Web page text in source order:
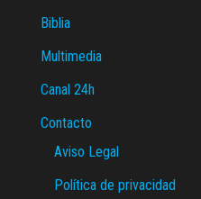
Biblia
Multimedia
Canal 24h
Contacto
Aviso Legal
Política de privacidad